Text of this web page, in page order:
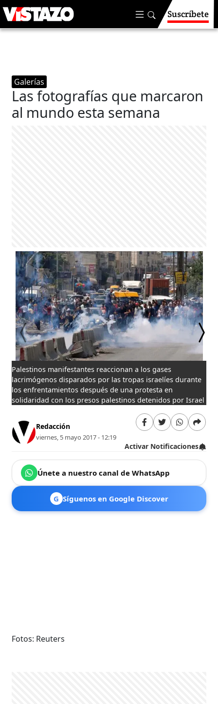
Suscríbete
Galerías
Las fotografías que marcaron
al mundo esta semana
Palestinos manifestantes reaccionan a los gases
lacrimógenos disparados por las tropas israelíes durante
los enfrentamientos después de una protesta en
solidaridad con los presos palestinos detenidos por Israel
Redacción
viernes, 5 mayo 2017 - 12:19
Activar Notificaciones
Únete a nuestro canal de WhatsApp
G Síguenos en Google Discover
Fotos: Reuters